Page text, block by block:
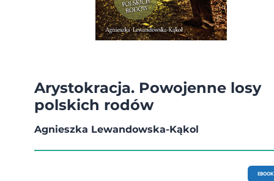
Arystokracja. Powojenne losy
polskich rodów
Agnieszka Lewandowska-Kąkol
EBOOK